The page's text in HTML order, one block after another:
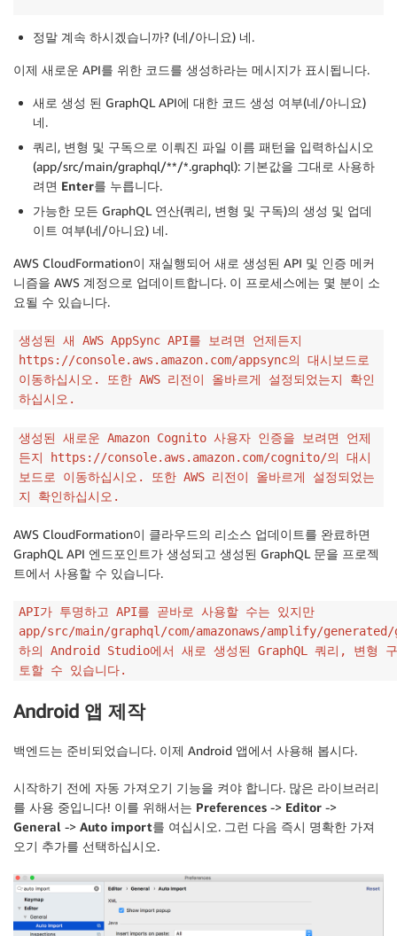
정말 계속 하시겠습니까? (네/아니요) 네.
이제 새로운 API를 위한 코드를 생성하라는 메시지가 표시됩니다.
새로 생성 된 GraphQL API에 대한 코드 생성 여부(네/아니요)
네.
쿼리, 변형 및 구독으로 이뤄진 파일 이름 패턴을 입력하십시오
(app/src/main/graphql/**/*.graphql): 기본값을 그대로 사용하
려면 Enter를 누릅니다.
가능한 모든 GraphQL 연산(쿼리, 변형 및 구독)의 생성 및 업데
이트 여부(네/아니요) 네.
AWS CloudFormation이 재실행되어 새로 생성된 API 및 인증 메커
니즘을 AWS 계정으로 업데이트합니다. 이 프로세스에는 몇 분이 소
요될 수 있습니다.
생성된 새 AWS AppSync API를 보려면 언제든지
https://console.aws.amazon.com/appsync의 대시보드로
이동하십시오. 또한 AWS 리전이 올바르게 설정되었는지 확인
하십시오.
생성된 새로운 Amazon Cognito 사용자 인증을 보려면 언제
든지 https://console.aws.amazon.com/cognito/의 대시
보드로 이동하십시오. 또한 AWS 리전이 올바르게 설정되었는
지 확인하십시오.
AWS CloudFormation이 클라우드의 리소스 업데이트를 완료하면
GraphQL API 엔드포인트가 생성되고 생성된 GraphQL 문을 프로젝
트에서 사용할 수 있습니다.
API가 투명하고 API를 곧바로 사용할 수는 있지만
app/src/main/graphql/com/amazonaws/amplify/
하의 Android Studio에서 새로 생성된 GraphQL 쿼리, 변형
토할 수 있습니다.
Android 앱 제작
백엔드는 준비되었습니다. 이제 Android 앱에서 사용해 봅시다.
시작하기 전에 자동 가져오기 기능을 켜야 합니다. 많은 라이브러리
를 사용 중입니다! 이를 위해서는 Preferences -> Editor ->
General -> Auto import를 여십시오. 그런 다음 즉시 명확한 가져
오기 추가를 선택하십시오.